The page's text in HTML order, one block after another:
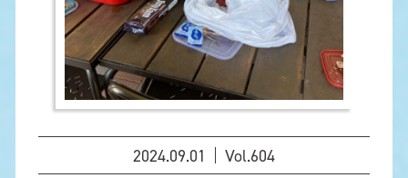
2024.09.01 Vol.604